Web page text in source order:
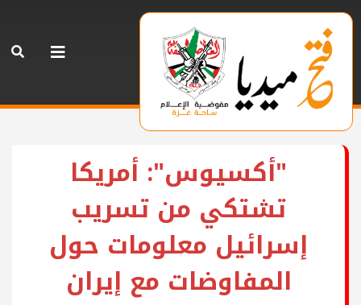
"أكسيوس": أمريكا
تشتكي من تسريب
إسرائيل معلومات حول
المفاوضات مع إيران